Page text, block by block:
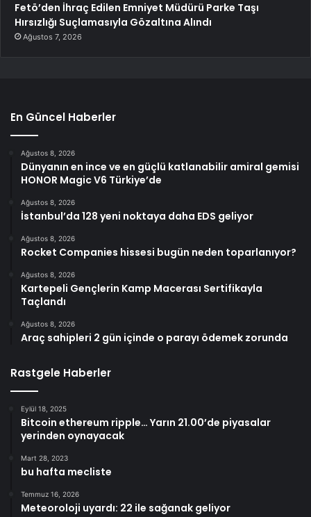
Fetö’den İhraç Edilen Emniyet Müdürü Parke Taşı
Hırsızlığı Suçlamasıyla Gözaltına Alındı
Ağustos 7, 2026
En Güncel Haberler
Ağustos 8, 2026
Dünyanın en ince ve en güçlü katlanabilir amiral gemisi
HONOR Magic V6 Türkiye’de
Ağustos 8, 2026
İstanbul’da 128 yeni noktaya daha EDS geliyor
Ağustos 8, 2026
Rocket Companies hissesi bugün neden toparlanıyor?
Ağustos 8, 2026
Kartepeli Gençlerin Kamp Macerası Sertifikayla
Taçlandı
Ağustos 8, 2026
Araç sahipleri 2 gün içinde o parayı ödemek zorunda
Rastgele Haberler
Eylül 18, 2025
Bitcoin ethereum ripple… Yarın 21.00’de piyasalar
yerinden oynayacak
Mart 28, 2023
bu hafta mecliste
Temmuz 16, 2026
Meteoroloji uyardı: 22 ile sağanak geliyor